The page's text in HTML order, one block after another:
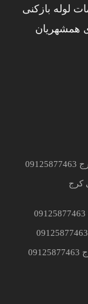
لوله بازکنی
همشهریان
کرج